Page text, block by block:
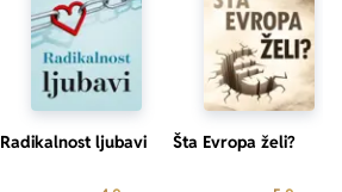
Radikalnost ljubavi Šta Evropa želi?